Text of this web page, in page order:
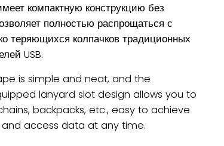
компактную конструкцию без
полностью распрощаться с
теряющихся колпачков традиционных
USB.
is simple and neat, and the
lanyard slot design allows you to
backpacks, etc., easy to achieve
access data at any time.